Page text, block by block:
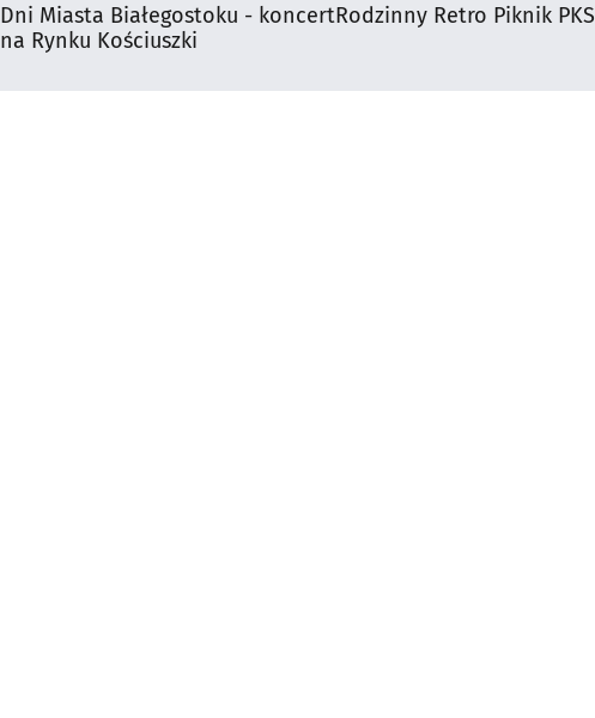
Dni Miasta Białegostoku - koncert
na Rynku Kościuszki
Rodzinny Retro Piknik PKS